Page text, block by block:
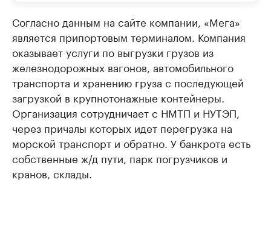
Согласно данным на сайте компании, «Мега»
является припортовым терминалом. Компания
оказывает услуги по выгрузки грузов из
железнодорожных вагонов, автомобильного
транспорта и хранению груза с последующей
загрузкой в крупнотонажные контейнеры.
Организация сотрудничает с НМТП и НУТЭП,
через причалы которых идет перегрузка на
морской транспорт и обратно. У банкрота есть
собственные ж/д пути, парк погрузчиков и
кранов, склады.